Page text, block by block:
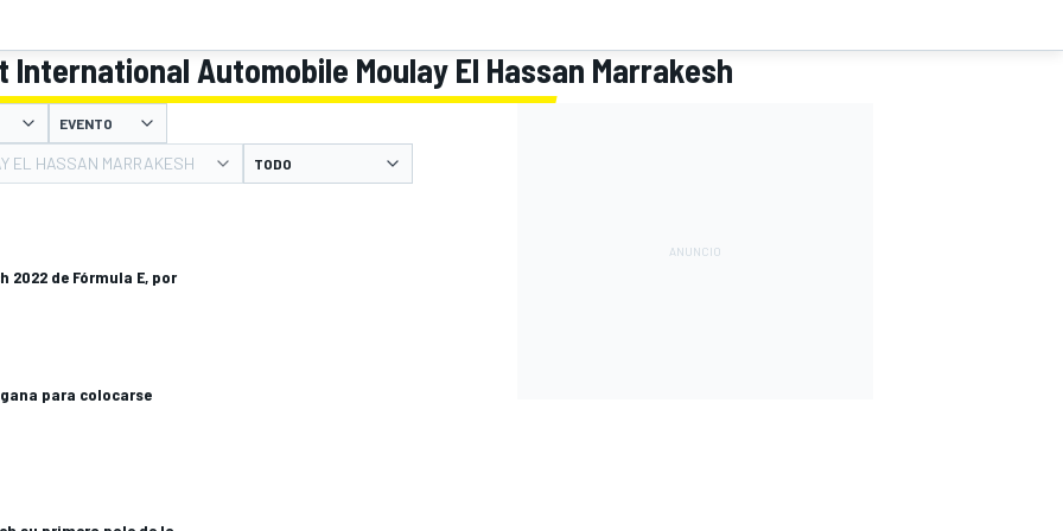
Automobile Moulay El Hassan Marrakesh
EVENTO
EL HASSAN MARRAKESH
2022 de Fórmula E, por
para colocarse